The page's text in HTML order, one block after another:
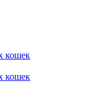
кошек
кошек